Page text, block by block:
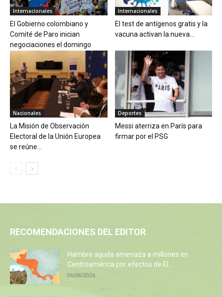
Internacionales
El Gobierno colombiano y
Comité de Paro inician
negociaciones el domingo
Internacionales
El test de antígenos gratis y la
vacuna activan la nueva...
Nacionales
La Misión de Observación
Electoral de la Unión Europea
se reúne...
Deportes
Messi aterriza en París para
firmar por el PSG
RECOMENDACIONES DEL EDITOR
Hambre aguda amenaza a millones en
Centroamérica por efectos de El...
06/08/2026